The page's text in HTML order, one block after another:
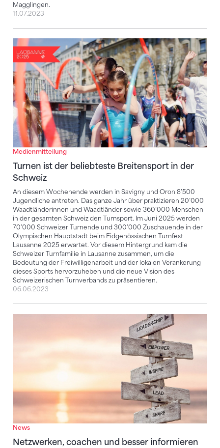
Magglingen.
11.07.2023
Medienmitteilung
Turnen ist der beliebteste Breitensport in der
Schweiz
An diesem Wochenende werden in Savigny und Oron 8’500
Jugendliche antreten. Das ganze Jahr über praktizieren 20’000
Waadtländerinnen und Waadtländer sowie 360’000 Menschen
in der gesamten Schweiz den Turnsport. Im Juni 2025 werden
70’000 Schweizer Turnende und 300’000 Zuschauende in der
Olympischen Hauptstadt beim Eidgenössischen Turnfest
Lausanne 2025 erwartet. Vor diesem Hintergrund kam die
Schweizer Turnfamilie in Lausanne zusammen, um die
Bedeutung der Freiwilligenarbeit und der lokalen Verankerung
dieses Sports hervorzuheben und die neue Vision des
Schweizerischen Turnverbands zu präsentieren.
Turnen ist der beliebteste Breitensport in der
06.06.2023
News
Netzwerken, coachen und besser informieren
Netzwerken, coachen und besser informieren